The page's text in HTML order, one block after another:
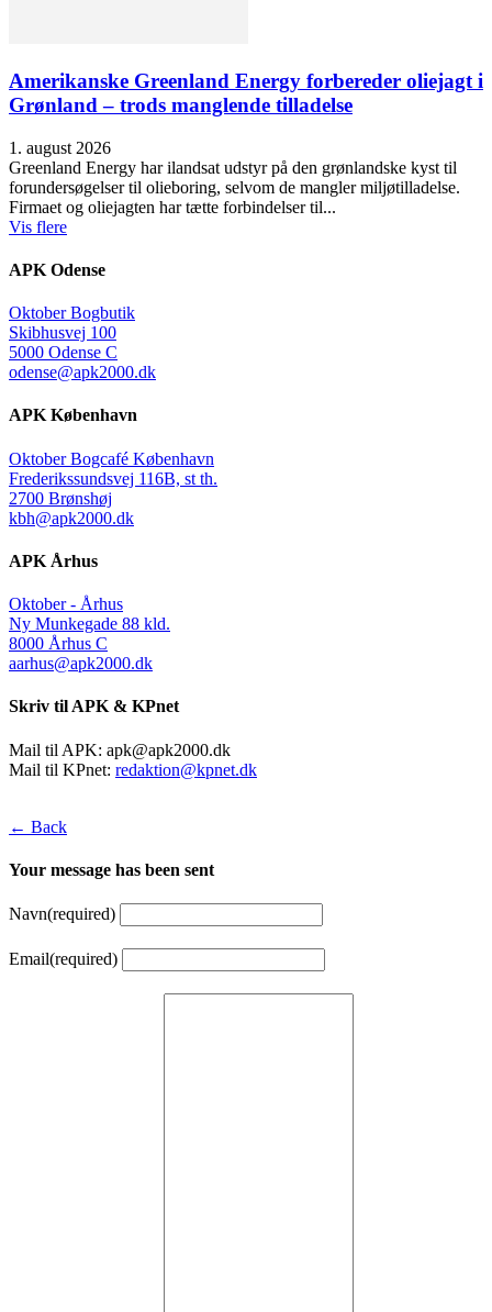
Amerikanske Greenland Energy forbereder oliejagt i
Grønland – trods manglende tilladelse
1. august 2026
Greenland Energy har ilandsat udstyr på den grønlandske kyst til
forundersøgelser til olieboring, selvom de mangler miljøtilladelse.
Firmaet og oliejagten har tætte forbindelser til...
Vis flere
APK Odense
Oktober Bogbutik
Skibhusvej 100
5000 Odense C
odense@apk2000.dk
APK København
Oktober Bogcafé København
Frederikssundsvej 116B, st th.
2700 Brønshøj
kbh@apk2000.dk
APK Århus
Oktober - Århus
Ny Munkegade 88 kld.
8000 Århus C
aarhus@apk2000.dk
Skriv til APK & KPnet
Mail til APK: apk@apk2000.dk
Mail til KPnet: redaktion@kpnet.dk
← Back
Your message has been sent
Navn(required)
Email(required)